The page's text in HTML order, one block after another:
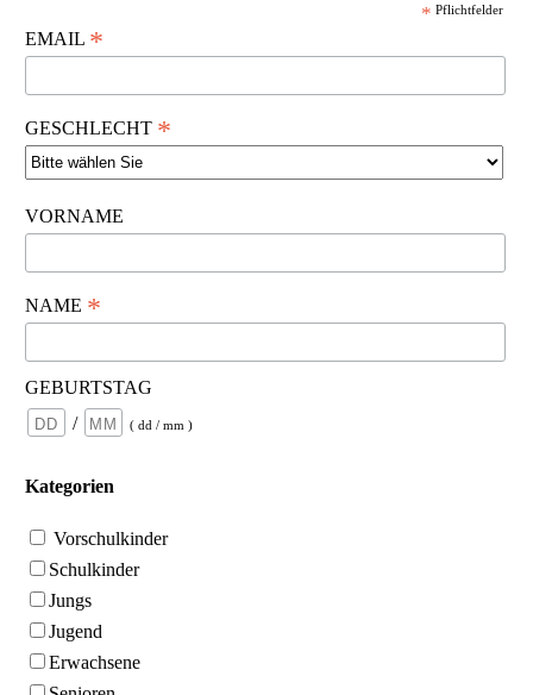
* Pflichtfelder
EMAIL *
GESCHLECHT *
VORNAME
NAME *
GEBURTSTAG
/
( dd / mm )
Kategorien
Vorschulkinder
Schulkinder
Jungs
Jugend
Erwachsene